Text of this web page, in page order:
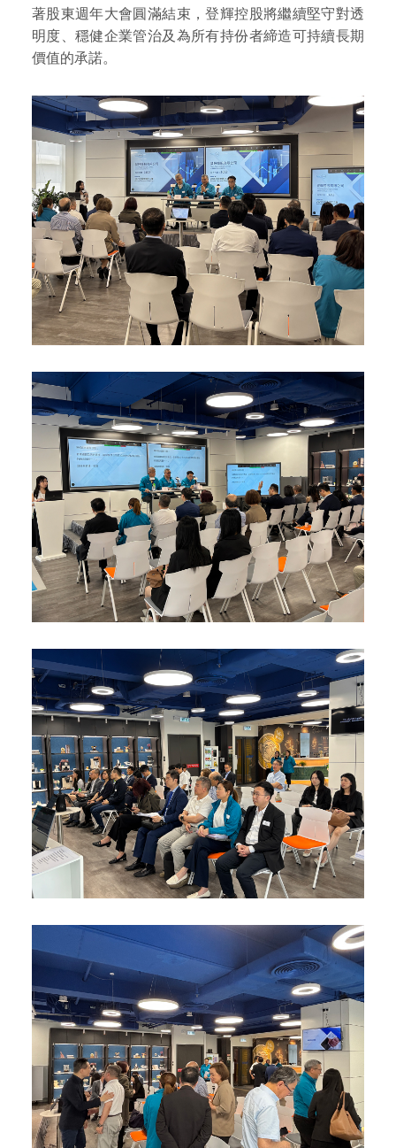
著股東週年大會圓滿結束，登輝控股將繼續堅守對透
明度、穩健企業管治及為所有持份者締造可持續長期
價值的承諾。